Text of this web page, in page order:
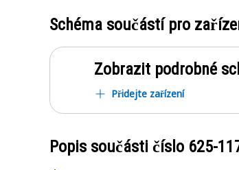
Schéma součástí pro
Zobrazit podrobné
Přidejte zařízení
Popis součásti číslo 625-